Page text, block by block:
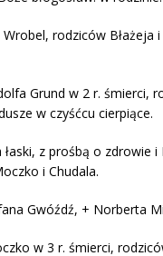
rodziców Błażeja
Grund w 2 r. śmierci,
w czyśćcu cierpiące.
z prośbą o zdrowie i
i Chudala.
Gwóźdź, + Norberta
w 3 r. śmierci,